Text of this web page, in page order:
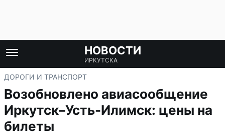
НОВОСТИ
ИРКУТСКА
ДОРОГИ И ТРАНСПОРТ
Возобновлено авиасообщение
Иркутск–Усть-Илимск: цены на
билеты